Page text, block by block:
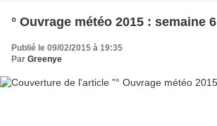
Publié le 09/02/2015 à 19:35
Par Greenye